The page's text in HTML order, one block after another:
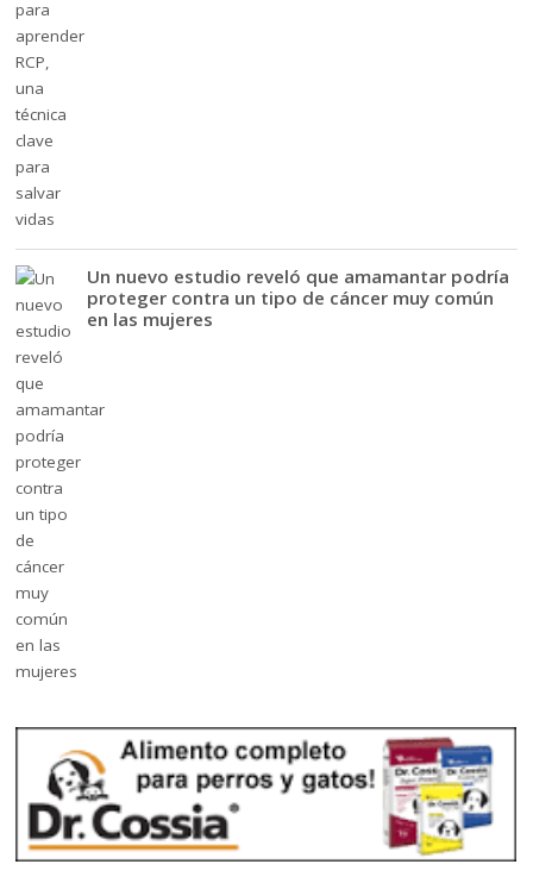
Un nuevo estudio reveló que amamantar podría
proteger contra un tipo de cáncer muy común
en las mujeres